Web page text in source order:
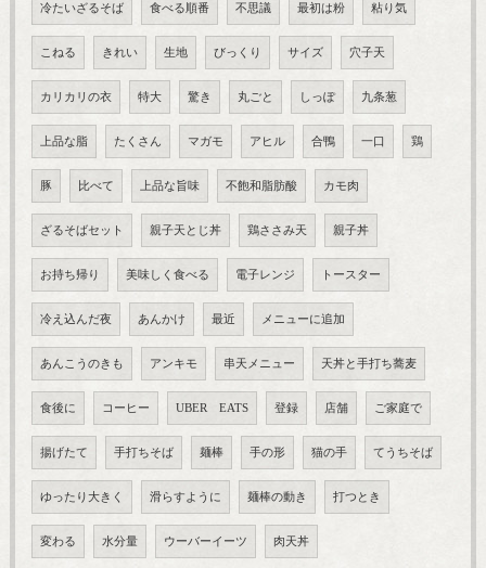
冷たいざるそば 食べる順番 不思議 最初は粉 粘り気
こねる きれい 生地 びっくり サイズ 穴子天
カリカリの衣 特大 驚き 丸ごと しっぽ 九条葱
上品な脂 たくさん マガモ アヒル 合鴨 一口 鶏
豚 比べて 上品な旨味 不飽和脂肪酸 カモ肉
ざるそばセット 親子天とじ丼 鶏ささみ天 親子丼
お持ち帰り 美味しく食べる 電子レンジ トースター
冷え込んだ夜 あんかけ 最近 メニューに追加
あんこうのきも アンキモ 串天メニュー 天丼と手打ち蕎麦
食後に コーヒー UBER EATS 登録 店舗 ご家庭で
揚げたて 手打ちそば 麺棒 手の形 猫の手 てうちそば
ゆったり大きく 滑らすように 麺棒の動き 打つとき
変わる 水分量 ウーバーイーツ 肉天丼